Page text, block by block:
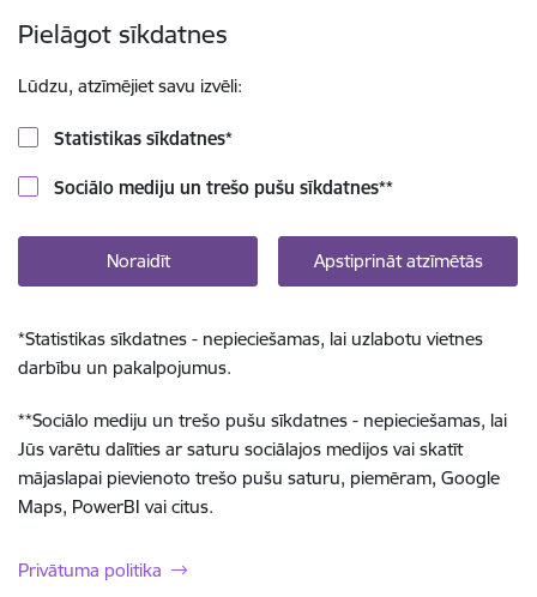
Pielāgot sīkdatnes
Lūdzu, atzīmējiet savu izvēli:
Statistikas sīkdatnes*
Sociālo mediju un trešo pušu sīkdatnes**
Noraidīt Apstiprināt atzīmētās
*Statistikas sīkdatnes - nepieciešamas, lai uzlabotu vietnes
darbību un pakalpojumus.
**Sociālo mediju un trešo pušu sīkdatnes - nepieciešamas, lai
Jūs varētu dalīties ar saturu sociālajos medijos vai skatīt
mājaslapai pievienoto trešo pušu saturu, piemēram, Google
Maps, PowerBI vai citus.
Privātuma politika